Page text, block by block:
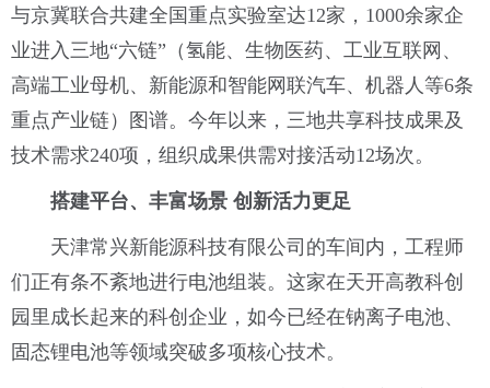
与京冀联合共建全国重点实验室达12家，1000余家企
业进入三地“六链”（氢能、生物医药、工业互联网、
高端工业母机、新能源和智能网联汽车、机器人等6条
重点产业链）图谱。今年以来，三地共享科技成果及
技术需求240项，组织成果供需对接活动12场次。
搭建平台、丰富场景 创新活力更足
天津常兴新能源科技有限公司的车间内，工程师
们正有条不紊地进行电池组装。这家在天开高教科创
园里成长起来的科创企业，如今已经在钠离子电池、
固态锂电池等领域突破多项核心技术。